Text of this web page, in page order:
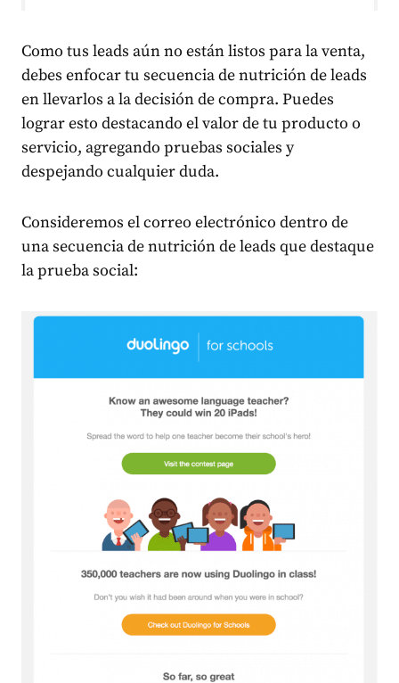
Como tus leads aún no están listos para la venta,
debes enfocar tu secuencia de nutrición de leads
en llevarlos a la decisión de compra. Puedes
lograr esto destacando el valor de tu producto o
servicio, agregando pruebas sociales y
despejando cualquier duda.
Consideremos el correo electrónico dentro de
una secuencia de nutrición de leads que destaque
la prueba social: